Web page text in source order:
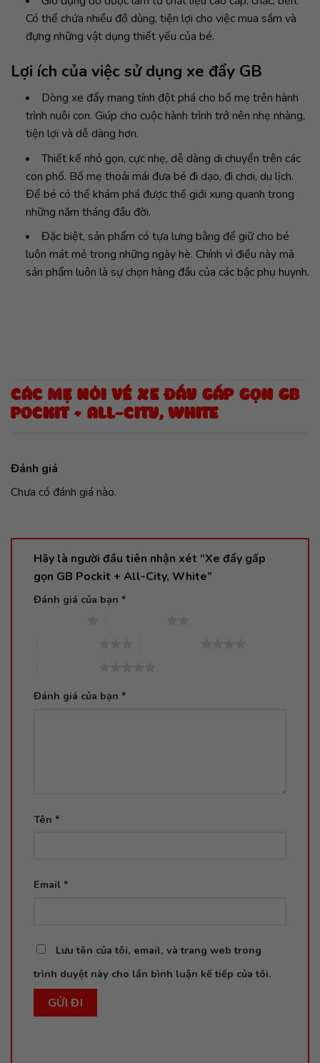
Có thể chứa nhiều đồ dùng, tiện lợi cho việc mua sắm và
đựng những vật dụng thiết yếu của bé.
Lợi ích của việc sử dụng xe đẩy GB
Dòng xe đẩy mang tính đột phá cho bố mẹ trên hành
trình nuôi con. Giúp cho cuộc hành trình trở nên nhẹ nhàng,
tiện lợi và dễ dàng hơn.
Thiết kế nhỏ gọn, cực nhẹ, dễ dàng di chuyển trên các
con phố. Bố mẹ thoải mái đưa bé đi dạo, đi chơi, du lịch.
Để bé có thể khám phá được thế giới xung quanh trong
những năm tháng đầu đời.
Đặc biệt, sản phẩm có tựa lưng bằng để giữ cho bé
luôn mát mẻ trong những ngày hè. Chính vì điều này mà
sản phẩm luôn là sự chọn hàng đầu của các bậc phụ huynh.
CÁC MẸ NÓI VỀ XE ĐẨY GẤP GỌN GB
POCKIT + ALL-CITY, WHITE
Đánh giá
Chưa có đánh giá nào.
Hãy là người đầu tiên nhận xét “Xe đẩy gấp
gọn GB Pockit + All-City, White”
Đánh giá của bạn *
Đánh giá của bạn *
Tên *
Email *
Lưu tên của tôi, email, và trang web trong
trình duyệt này cho lần bình luận kế tiếp của tôi.